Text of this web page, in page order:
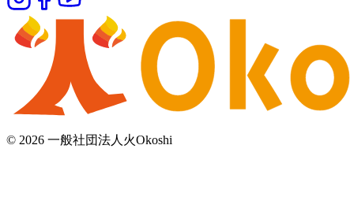
© 2026 一般社団法人火Okoshi